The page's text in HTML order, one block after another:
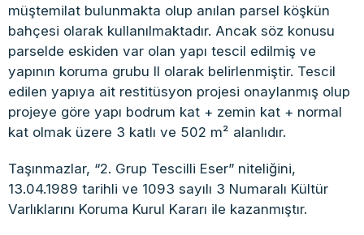
müştemilat bulunmakta olup anılan parsel köşkün
bahçesi olarak kullanılmaktadır. Ancak söz konusu
parselde eskiden var olan yapı tescil edilmiş ve
yapının koruma grubu II olarak belirlenmiştir. Tescil
edilen yapıya ait restitüsyon projesi onaylanmış olup
projeye göre yapı bodrum kat + zemin kat + normal
kat olmak üzere 3 katlı ve 502 m² alanlıdır.
Taşınmazlar, “2. Grup Tescilli Eser” niteliğini,
13.04.1989 tarihli ve 1093 sayılı 3 Numaralı Kültür
Varlıklarını Koruma Kurul Kararı ile kazanmıştır.